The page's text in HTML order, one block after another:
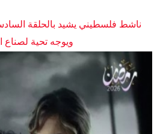
ناشط فلسطيني يشيد بالحلقة
ويوجه تحية لصناع